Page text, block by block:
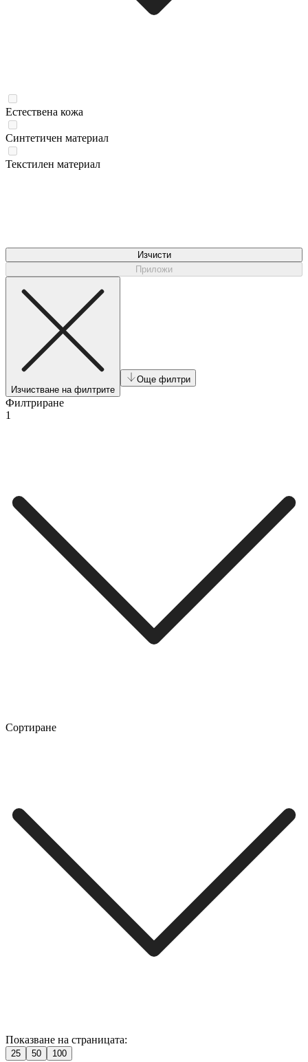
Естествена кожа
Синтетичен материал
Текстилен материал
Изчисти
Приложи
Изчистване на филтрите
Още филтри
Филтриране
1
Сортиране
Показване на страницата:
25 50 100